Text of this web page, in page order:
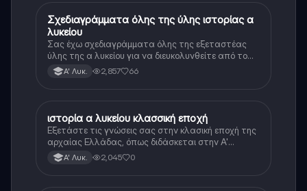
Ιστορία
Σχεδιαγράμματα όλης της ύλης ιστορίας α
λυκείου
Σας έχω σχεδιαγράμματα όλης της εξεταστέας
ύλης της α λυκείου για να διευκολυνθείτε από το
τεράστιο βάρος του βιβλίου
Α' Λυκ. 2,857 66
Ιστορία
ιστορία α λυκείου κλασσική εποχή
Εξετάστε τις γνώσεις σας στην κλασική εποχή της
αρχαίας Ελλάδας, όπως διδάσκεται στην Α'
Λυκείου.Α' Λυκ. 2,045 0